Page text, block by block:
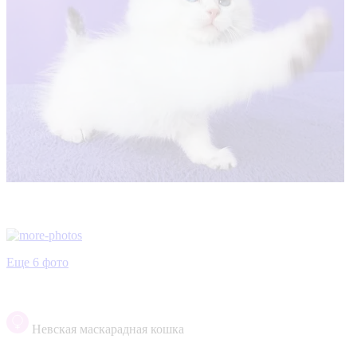
Еще 6 фото
Невская маскарадная кошка